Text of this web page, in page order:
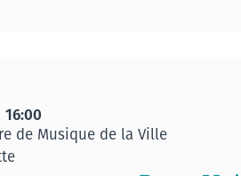
16:00
de Musique de la Ville